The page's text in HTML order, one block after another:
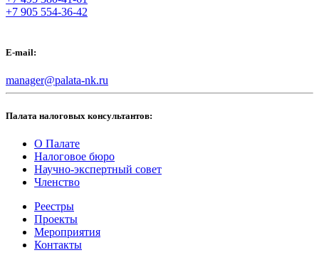
+7 905 554-36-42
E-mail:
manager@palata-nk.ru
Палата налоговых консультантов:
О Палате
Налоговое бюро
Научно-экспертный совет
Членство
Реестры
Проекты
Мероприятия
Контакты